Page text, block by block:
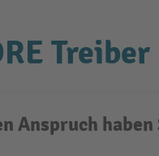
Treiber
Anspruch